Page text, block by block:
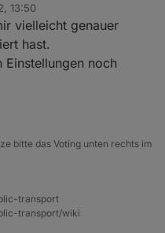
Damit kam ich klar. :-)
13:50
vielleicht genauer
hast.
Einstellungen noch
bitte das Voting unten rechts im
transport
transport/wiki